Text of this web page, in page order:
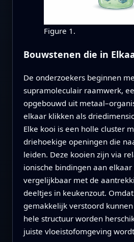
Figure 1.
Bouwstenen die in
De onderzoekers beginnen
supramoleculair raamwerk,
opgebouwd uit
elkaar klikken als
Elke kooi is een holle cluster
driehoekige openingen die
leiden. Deze kooien zijn via
ionische bindingen aan
vergelijkbaar met de
deeltjes in keukenzout.
gemakkelijk verstoord
hele structuur worden
juiste vloeistofomgeving